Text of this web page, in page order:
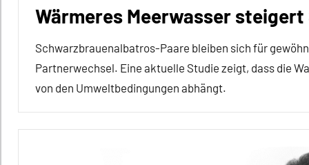
In
aller
Kürze
Säugetiere
Organisation
Wärmeres Meerwasser
Schwarzbrauenalbatros-Paare bleiben sich für
Partnerwechsel. Eine aktuelle Studie zeigt, dass die
von den Umweltbedingungen abhängt.
Affiliation